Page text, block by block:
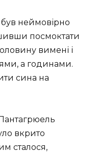
неймовірно
посмоктати
вимені і
а годинами.
сина на
вкрито
сталося,